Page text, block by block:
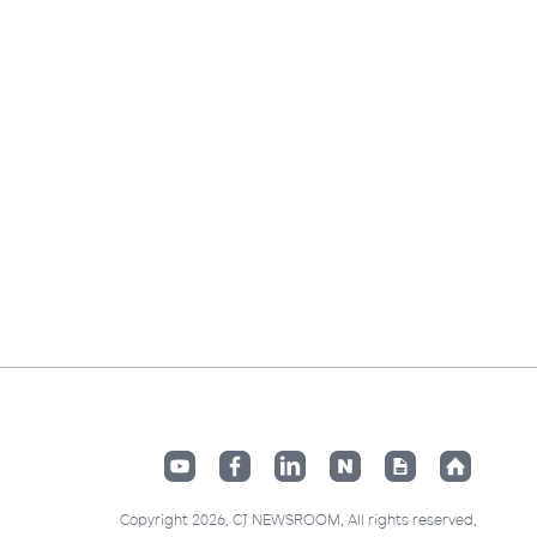
Copyright 2026. CJ NEWSROOM. All rights reserved.